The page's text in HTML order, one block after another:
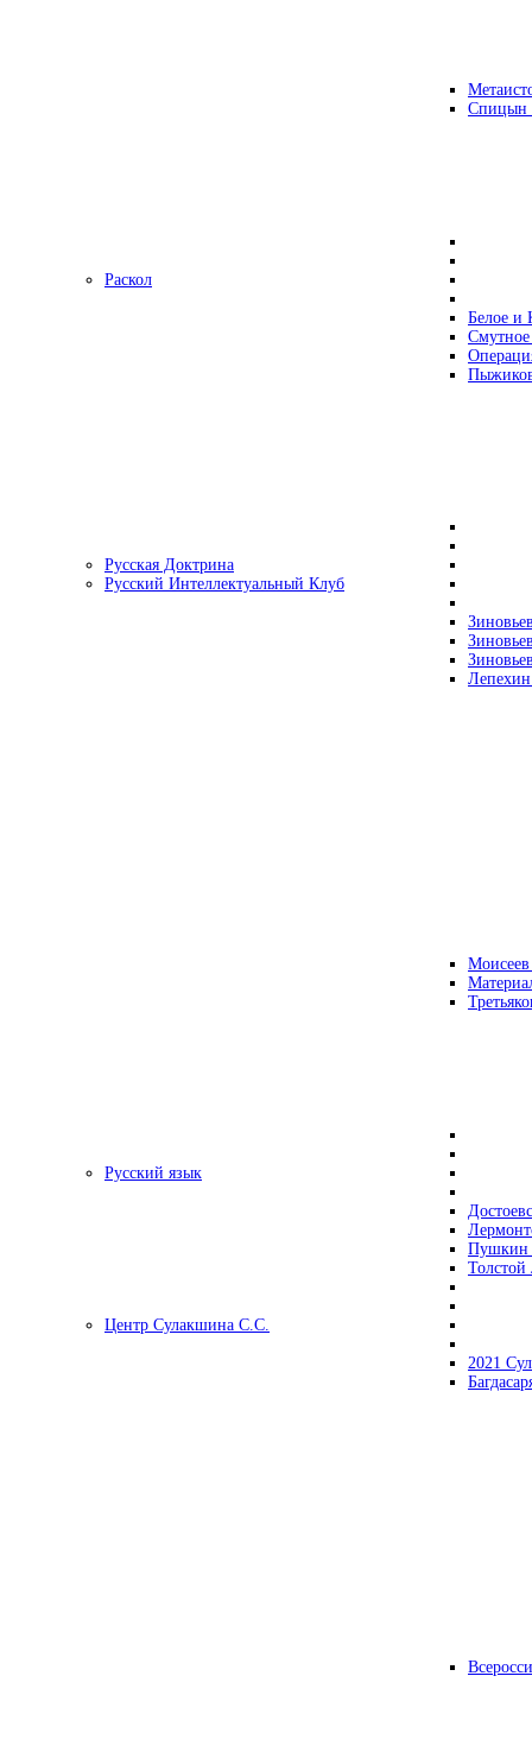
Раскол
Белое и
Русская Доктрина
Русский Интеллектуальный Клуб
Русский язык
Центр Сулакшина С.С.
2021